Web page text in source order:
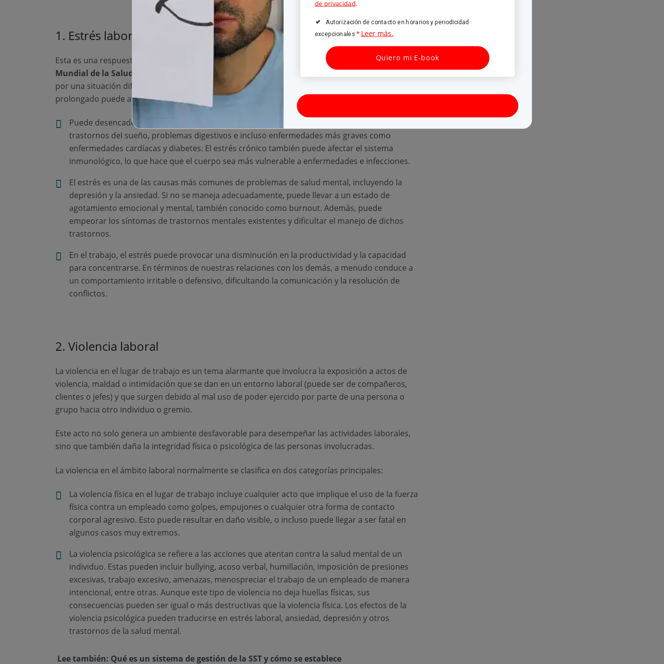
1. Estrés laboral
Esta es una respuesta generalizada a todos los factores psicosociales. Según la
Organización
Mundial de la Salud (OMS)
, el estrés es “un estado de preocupación o tensión mental generado
por una situación difícil”. Pero, a pesar de que todos tenemos cierto nivel de estrés, si es algo
prolongado puede afectar gravemente nuestra salud como, por ejemplo:
Puede desencadenar una serie de problemas de salud física, entre ellos dolores de cabeza,
trastornos del sueño, problemas digestivos e incluso enfermedades más graves como
enfermedades cardíacas y diabetes. El estrés crónico también puede afectar el sistema
inmunológico, lo que hace que el cuerpo sea más vulnerable a enfermedades e infecciones.
El estrés es una de las causas más comunes de problemas de salud mental, incluyendo la
depresión y la ansiedad. Si no se maneja adecuadamente, puede llevar a un estado de
agotamiento emocional y mental, también conocido como burnout. Además, puede
empeorar los síntomas de trastornos mentales existentes y dificultar el manejo de dichos
trastornos.
En el trabajo, el estrés puede provocar una disminución en la productividad y la capacidad
para concentrarse. En términos de nuestras relaciones con los demás, a menudo conduce a
un comportamiento irritable o defensivo, dificultando la comunicación y la resolución de
conflictos.
2. Violencia laboral
La violencia en el lugar de trabajo es un tema alarmante que involucra la exposición a actos de
violencia, maldad o intimidación que se dan en un entorno laboral (puede ser de compañeros,
clientes o jefes) y que surgen debido al mal uso de poder ejercido por parte de una persona o
grupo hacia otro individuo o gremio.
Este acto no solo genera un ambiente desfavorable para desempeñar las actividades laborales,
sino que también daña la integridad física o psicológica de las personas involucradas.
La violencia en el ámbito laboral normalmente se clasifica en dos categorías principales:
La violencia física en el lugar de trabajo incluye cualquier acto que implique el uso de la fuerza
física contra un empleado como golpes, empujones o cualquier otra forma de contacto
corporal agresivo. Esto puede resultar en daño visible, o incluso puede llegar a ser fatal en
algunos casos muy extremos.
La violencia psicológica se refiere a las acciones que atentan contra la salud mental de un
individuo. Estas pueden incluir bullying, acoso verbal, humillación, imposición de presiones
excesivas, trabajo excesivo, amenazas, menospreciar el trabajo de un empleado de manera
intencional, entre otras. Aunque este tipo de violencia no deja huellas físicas, sus
consecuencias pueden ser igual o más destructivas que la violencia física. Los efectos de la
violencia psicológica pueden traducirse en estrés laboral, ansiedad, depresión y otros
trastornos de la salud mental.
Lee también: Qué es un sistema de gestión de la SST y cómo se establece
de privacidad.
Autorización de contacto en horarios y periodicidad
excepcionales * Leer más.
Quiero mi E-book